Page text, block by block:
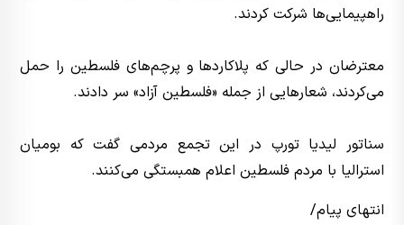
راهپیمایی‌ها شرکت کردند.
معترضان در حالی که پلاکاردها و پرچم‌های فلسطین را حمل
می‌کردند، شعارهایی از جمله «فلسطین آزاد» سر دادند.
سناتور لیدیا تورپ در این تجمع مردمی گفت که بومیان
استرالیا با مردم فلسطین اعلام همبستگی می‌کنند.
انتهای پیام/